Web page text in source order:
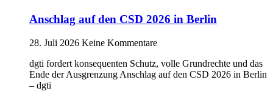
Anschlag auf den CSD 2026 in Berlin
28. Juli 2026 Keine Kommentare
dgti fordert konsequenten Schutz, volle Grundrechte und das
Ende der Ausgrenzung Anschlag auf den CSD 2026 in Berlin
– dgti